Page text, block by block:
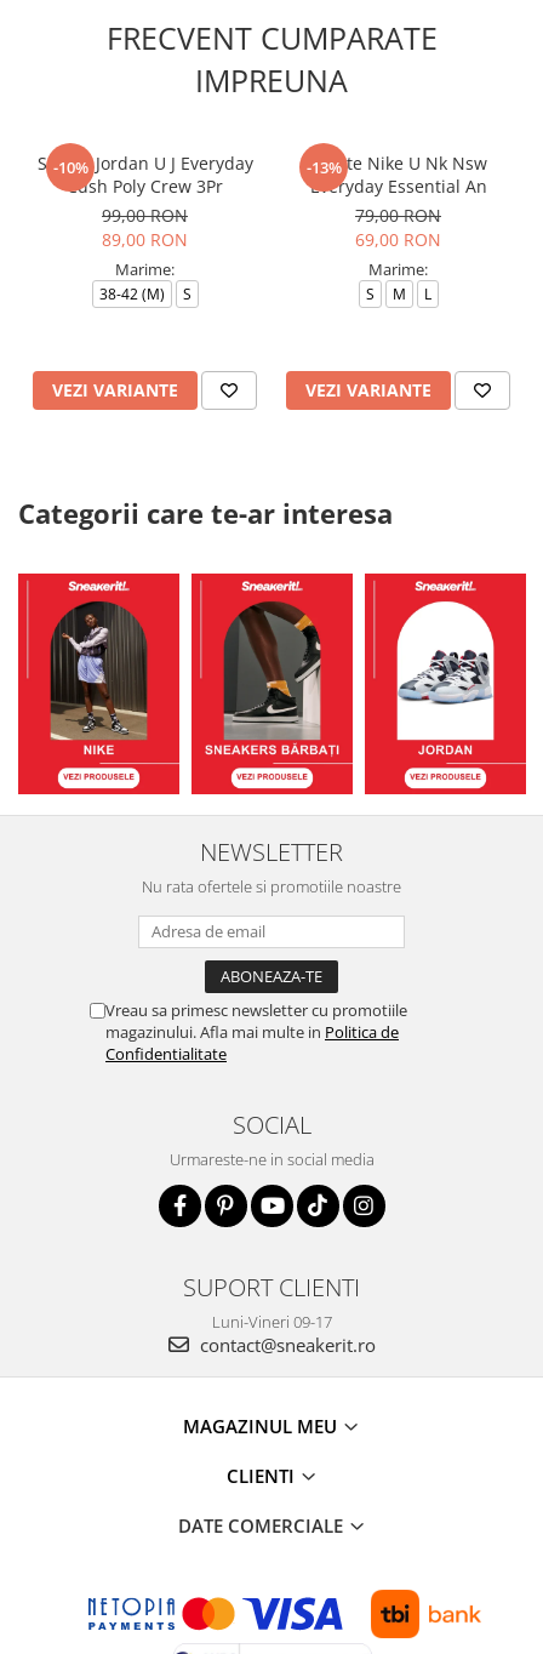
FRECVENT CUMPARATE
IMPREUNA
-10%
Sosete Jordan U J Everyday
Cush Poly Crew 3Pr
99,00 RON
89,00 RON
Marime:
38-42 (M) S
VEZI VARIANTE
-13%
Sosete Nike U Nk Nsw
Everyday Essential An
79,00 RON
69,00 RON
Marime:
S M L
VEZI VARIANTE
Categorii care te-ar interesa
NEWSLETTER
Nu rata ofertele si promotiile noastre
Vreau sa primesc newsletter cu promotiile
magazinului. Afla mai multe in Politica de
Confidentialitate
SOCIAL
Urmareste-ne in social media
SUPORT CLIENTI
Luni-Vineri 09-17
contact@sneakerit.ro
MAGAZINUL MEU
CLIENTI
DATE COMERCIALE